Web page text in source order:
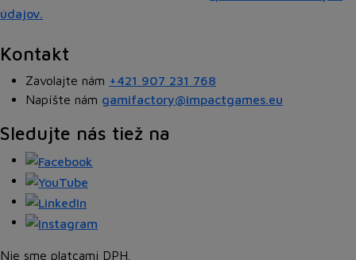
údajov.
Kontakt
Zavolajte nám +421 907 231 768
Napíšte nám gamifactory@impactgames.eu
Sledujte nás tiež na
Nie sme platcami DPH.